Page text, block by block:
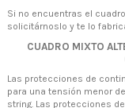
Si no encuentras el
solicitárnoslo y te lo
CUADRO MIXTO
Las protecciones de
para una tensión menor
string. Las protecciones